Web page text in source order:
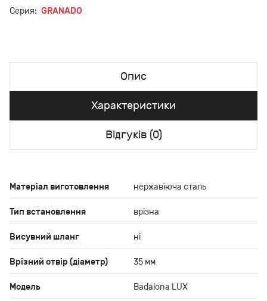
Серия: GRANADO
Опис
Характеристики
Відгуків (0)
Матеріал виготовлення нержавіюча сталь
Тип встановлення врізна
Висувний шланг ні
Врізний отвір (діаметр) 35 мм
Модель Badalona LUX